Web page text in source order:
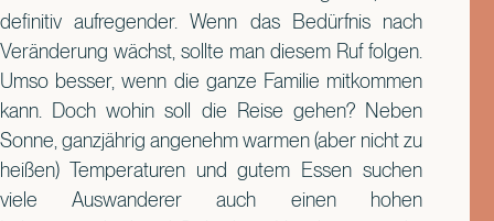
definitiv aufregender. Wenn das Bedürfnis nach
Veränderung wächst, sollte man diesem Ruf folgen.
Umso besser, wenn die ganze Familie mitkommen
kann. Doch wohin soll die Reise gehen? Neben
Sonne, ganzjährig angenehm warmen (aber nicht zu
heißen) Temperaturen und gutem Essen suchen
viele Auswanderer auch einen hohen